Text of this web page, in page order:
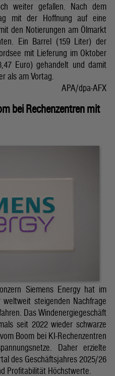
weiter gefallen. Nach dem
mit der Hoffnung auf eine
den Notierungen am Ölmarkt
Ein Barrel (159 Liter) der
mit Lieferung im Oktober
Euro) gehandelt und damit
als am Vortag.
APA/dpa-AFX
bei Rechenzentren mit
Siemens Energy hat im
steigenden Nachfrage
Das Windenergiegeschäft
seit 2022 wieder schwarze
Boom bei KI-Rechenzentren
Daher erzielte
des Geschäftsjahres 2025/26
Profitabilität Höchstwerte.